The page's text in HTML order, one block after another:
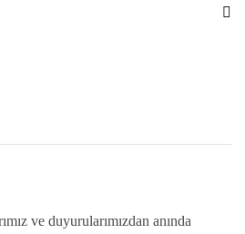
ve duyurularımızdan anında